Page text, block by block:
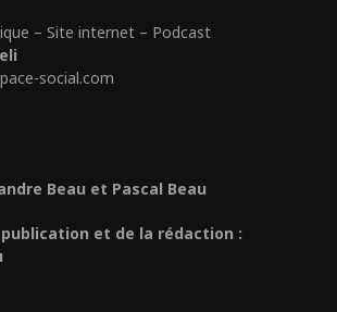
– Site internet – Podcast
social.com
Beau et Pascal Beau
et de la rédaction :